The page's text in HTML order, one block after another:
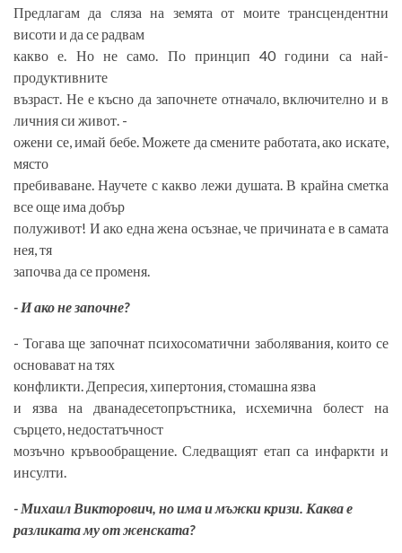
Предлагам да сляза на земята от моите трансцендентни
висоти и да се радвам
какво е. Но не само. По принцип 40 години са най-
продуктивните
възраст. Не е късно да започнете отначало, включително и в
личния си живот. -
ожени се, имай бебе. Можете да смените работата, ако искате,
място
пребиваване. Научете с какво лежи душата. В крайна сметка
все още има добър
полуживот! И ако една жена осъзнае, че причината е в самата
нея, тя
започва да се променя.
- И ако не започне?
- Тогава ще започнат психосоматични заболявания, които се
основават на тях
конфликти. Депресия, хипертония, стомашна язва
и язва на дванадесетопръстника, исхемична болест на
сърцето, недостатъчност
мозъчно кръвообращение. Следващият етап са инфаркти и
инсулти.
- Михаил Викторович, но има и мъжки кризи. Каква е
разликата му от женската?